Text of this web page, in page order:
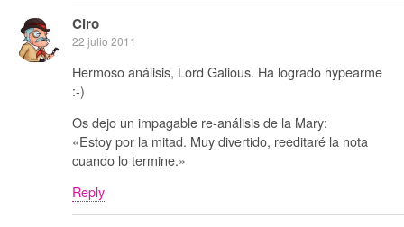
Ciro
22 julio 2011
Hermoso análisis, Lord Galious. Ha logrado hypearme
:-)
Os dejo un impagable re-análisis de la Mary:
«Estoy por la mitad. Muy divertido, reeditaré la nota
cuando lo termine.»
Reply